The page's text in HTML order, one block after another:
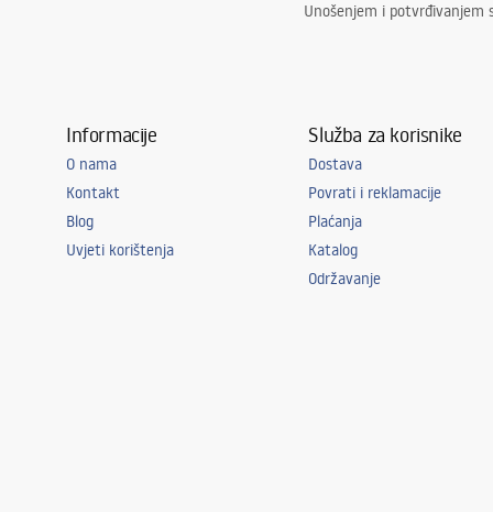
Unošenjem i
Informacije
O nama
Kontakt
Blog
Uvjeti korištenja
Služba za korisnike
Dostava
Povrati i reklamacije
Plaćanja
Katalog
Održavanje